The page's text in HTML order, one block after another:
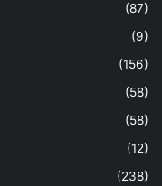
(87)
(9)
(156)
(58)
(58)
(12)
(238)